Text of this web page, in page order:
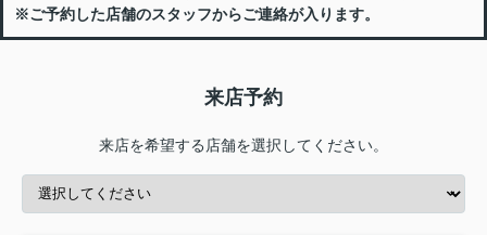
※ご予約した店舗のスタッフからご連絡が入ります。
来店予約
来店を希望する店舗を選択してください。